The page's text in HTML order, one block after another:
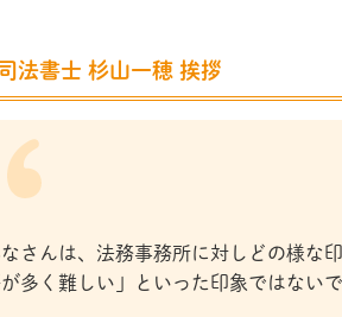
法書士 杉山一穂 挨拶
さんは、法務事務所に対しどの様な
多く難しい」といった印象ではないで